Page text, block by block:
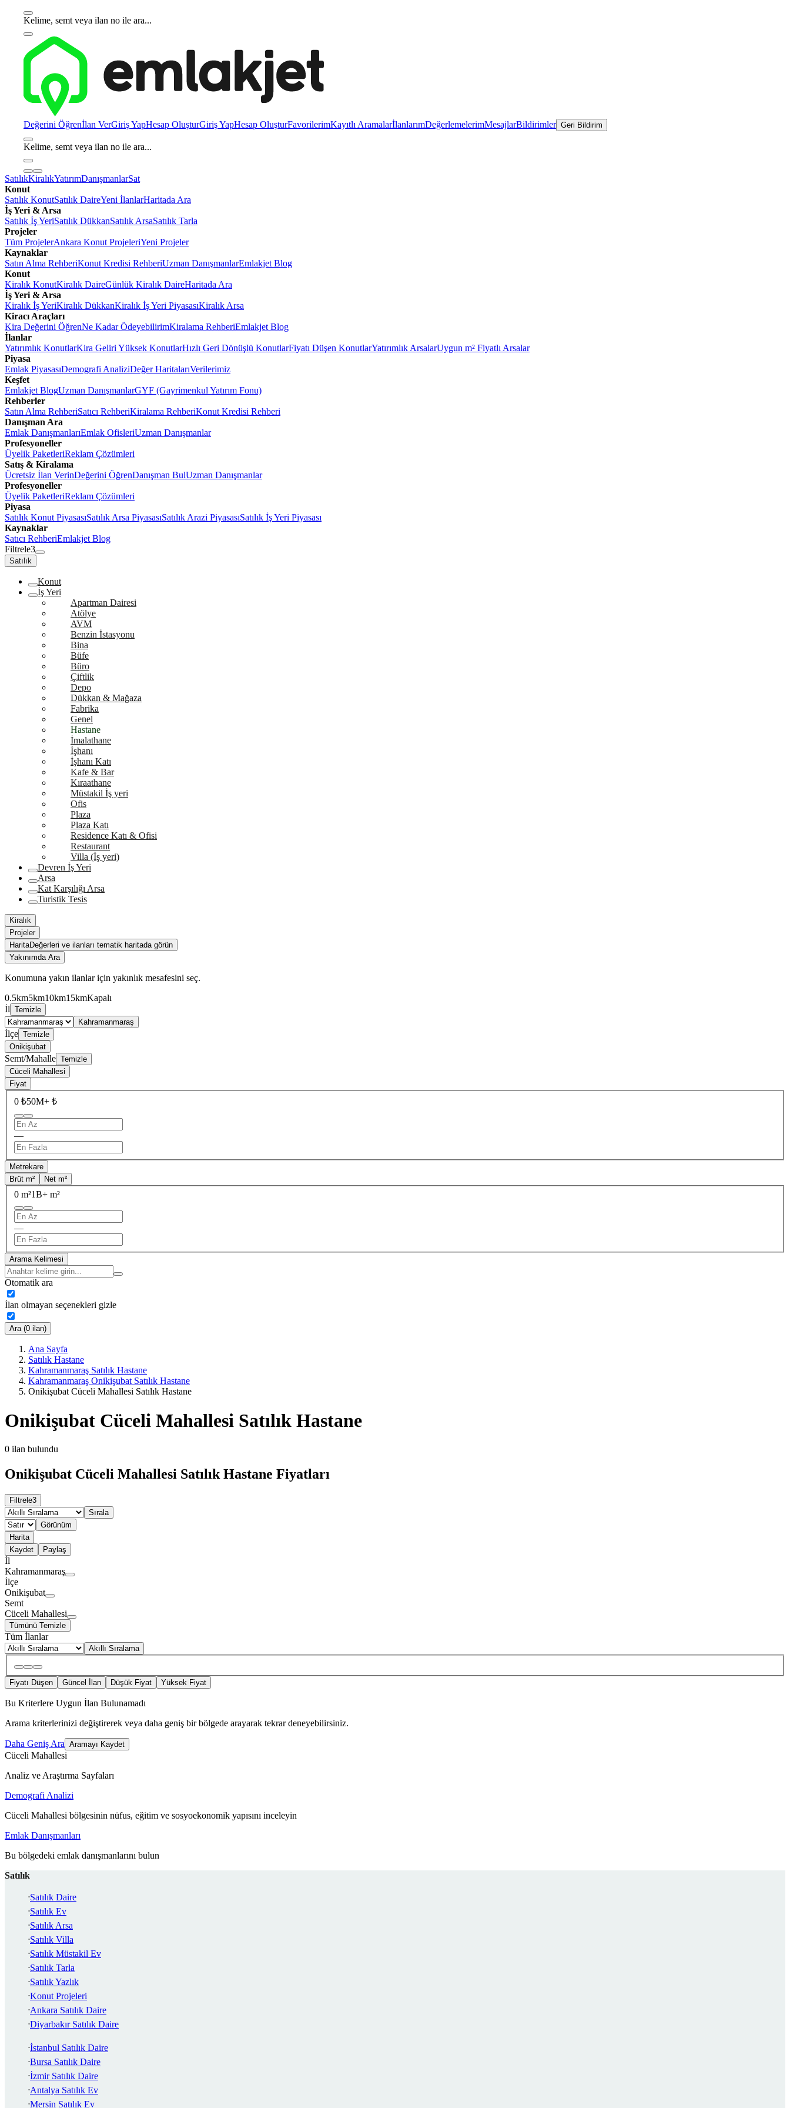
Kelime, semt veya ilan no ile ara...
Değerini Öğrenİlan VerGiriş YapHesap OluşturGiriş YapHesap OluşturFavorilerimKayıtlı AramalarİlanlarımDeğerlemelerimMesajlarBildirimler Geri Bildirim
Kelime, semt veya ilan no ile ara...
SatılıkKiralıkYatırımDanışmanlarSat
Konut
Satılık KonutSatılık DaireYeni İlanlarHaritada Ara
İş Yeri & Arsa
Satılık İş YeriSatılık DükkanSatılık ArsaSatılık Tarla
Projeler
Tüm ProjelerAnkara Konut ProjeleriYeni Projeler
Kaynaklar
Satın Alma RehberiKonut Kredisi RehberiUzman DanışmanlarEmlakjet Blog
Konut
Kiralık KonutKiralık DaireGünlük Kiralık DaireHaritada Ara
İş Yeri & Arsa
Kiralık İş YeriKiralık DükkanKiralık İş Yeri PiyasasıKiralık Arsa
Kiracı Araçları
Kira Değerini ÖğrenNe Kadar ÖdeyebilirimKiralama RehberiEmlakjet Blog
İlanlar
Yatırımlık KonutlarKira Geliri Yüksek KonutlarHızlı Geri Dönüşlü KonutlarFiyatı Düşen KonutlarYatırımlık ArsalarUygun m² Fiyatlı Arsalar
Piyasa
Emlak PiyasasıDemografi AnaliziDeğer HaritalarıVerilerimiz
Keşfet
Emlakjet BlogUzman DanışmanlarGYF (Gayrimenkul Yatırım Fonu)
Rehberler
Satın Alma RehberiSatıcı RehberiKiralama RehberiKonut Kredisi Rehberi
Danışman Ara
Emlak DanışmanlarıEmlak OfisleriUzman Danışmanlar
Profesyoneller
Üyelik PaketleriReklam Çözümleri
Satış & Kiralama
Ücretsiz İlan VerinDeğerini ÖğrenDanışman BulUzman Danışmanlar
Profesyoneller
Üyelik PaketleriReklam Çözümleri
Piyasa
Satılık Konut PiyasasıSatılık Arsa PiyasasıSatılık Arazi PiyasasıSatılık İş Yeri Piyasası
Kaynaklar
Satıcı RehberiEmlakjet Blog
Filtrele3
Satılık
Konut
İş Yeri
Apartman Dairesi
Atölye
AVM
Benzin İstasyonu
Bina
Büfe
Büro
Çiftlik
Depo
Dükkan & Mağaza
Fabrika
Genel
Hastane
İmalathane
İşhanı
İşhanı Katı
Kafe & Bar
Kıraathane
Müstakil İş yeri
Ofis
Plaza
Plaza Katı
Residence Katı & Ofisi
Restaurant
Villa (İş yeri)
Devren İş Yeri
Arsa
Kat Karşılığı Arsa
Turistik Tesis
Kiralık
Projeler
HaritaDeğerleri ve ilanları tematik haritada görün
Yakınımda Ara
Konumuna yakın ilanlar için yakınlık mesafesini seç.
0.5km5km10km15kmKapalı
İl Temizle
Kahramanmaraş
İlçe Temizle
Onikişubat
Semt/Mahalle Temizle
Cüceli Mahallesi
Fiyat
0 ₺50M+ ₺
—
Metrekare
Brüt m²
Net m²
0 m²1B+ m²
—
Arama Kelimesi
Otomatik ara
İlan olmayan seçenekleri gizle
Ara (0 ilan)
Ana Sayfa
Satılık Hastane
Kahramanmaraş Satılık Hastane
Kahramanmaraş Onikişubat Satılık Hastane
Onikişubat Cüceli Mahallesi Satılık Hastane
Onikişubat Cüceli Mahallesi Satılık Hastane
0 ilan bulundu
Onikişubat Cüceli Mahallesi Satılık Hastane Fiyatları
Filtrele3
Sırala
Görünüm
Harita
Kaydet
Paylaş
İl
Kahramanmaraş
İlçe
Onikişubat
Semt
Cüceli Mahallesi
Tümünü Temizle
Tüm İlanlar
Akıllı Sıralama
Fiyatı Düşen Güncel İlan Düşük Fiyat Yüksek Fiyat
Bu Kriterlere Uygun İlan Bulunamadı
Arama kriterlerinizi değiştirerek veya daha geniş bir bölgede arayarak tekrar deneyebilirsiniz.
Daha Geniş Ara Aramayı Kaydet
Cüceli Mahallesi
Analiz ve Araştırma Sayfaları
Demografi Analizi
Cüceli Mahallesi bölgesinin nüfus, eğitim ve sosyoekonomik yapısını inceleyin
Emlak Danışmanları
Bu bölgedeki emlak danışmanlarını bulun
Satılık
Satılık Daire
Satılık Ev
Satılık Arsa
Satılık Villa
Satılık Müstakil Ev
Satılık Tarla
Satılık Yazlık
Konut Projeleri
Ankara Satılık Daire
Diyarbakır Satılık Daire
İstanbul Satılık Daire
Bursa Satılık Daire
İzmir Satılık Daire
Antalya Satılık Ev
Mersin Satılık Ev